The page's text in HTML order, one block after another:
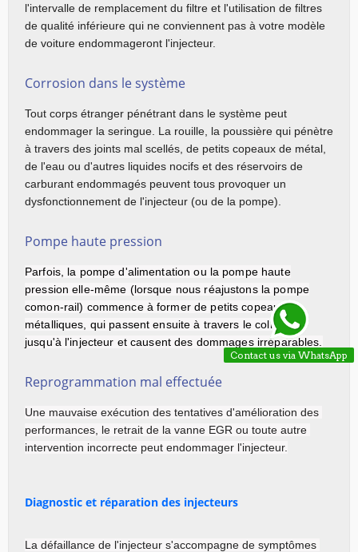
l'intervalle de remplacement du filtre et l'utilisation de filtres
de qualité inférieure qui ne conviennent pas à votre modèle
de voiture endommageront l'injecteur.
Corrosion dans le système
Tout corps étranger pénétrant dans le système peut
endommager la seringue. La rouille, la poussière qui pénètre
à travers des joints mal scellés, de petits copeaux de métal,
de l'eau ou d'autres liquides nocifs et des réservoirs de
carburant endommagés peuvent tous provoquer un
dysfonctionnement de l'injecteur (ou de la pompe).
Pompe haute pression
Parfois, la pompe d'alimentation ou la pompe haute
pression elle-même (lorsque nous réajustons la pompe
comon-rail) commence à former de petits copeaux
métalliques, qui passent ensuite à travers le collecteur
jusqu'à l'injecteur et causent des dommages irréparables.
Reprogrammation mal effectuée
Une mauvaise exécution des tentatives d'amélioration des
performances, le retrait de la vanne EGR ou toute autre
intervention incorrecte peut endommager l'injecteur.
Diagnostic et réparation des injecteurs
La défaillance de l'injecteur s'accompagne de symptômes
Contact us via WhatsApp